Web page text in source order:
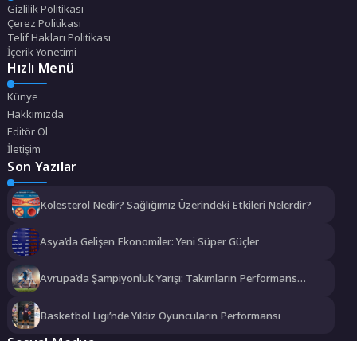
Gizlilik Politikası
Çerez Politikası
Telif Hakları Politikası
İçerik Yönetimi
Hızlı Menü
Künye
Hakkımızda
Editör Ol
İletişim
Son Yazılar
Kolesterol Nedir? Sağlığımız Üzerindeki Etkileri Nelerdir?
Asya’da Gelişen Ekonomiler: Yeni Süper Güçler
Avrupa’da Şampiyonluk Yarışı: Takımların Performans
Basketbol Ligi’nde Yıldız Oyuncuların Performansı